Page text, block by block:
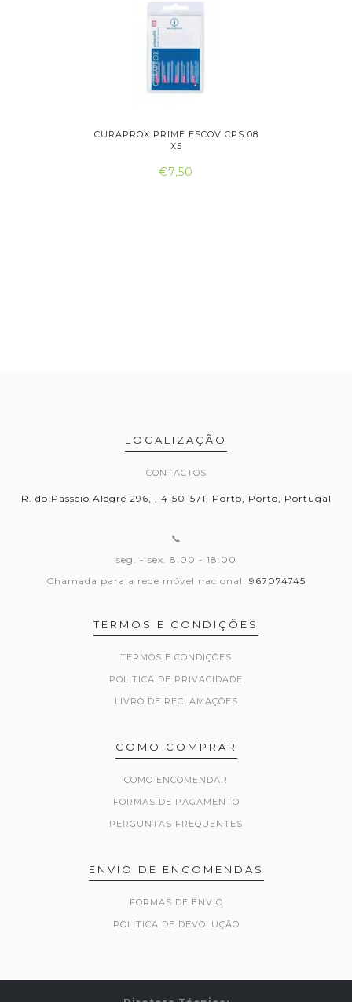
CURAPROX PRIME ESCOV CPS 08
X5
€7,50
LOCALIZAÇÃO
CONTACTOS
R. do Passeio Alegre 296, , 4150-571, Porto, Porto, Portugal
📞
seg. - sex. 8:00 - 18:00
Chamada para a rede móvel nacional: 967074745
TERMOS E CONDIÇÕES
TERMOS E CONDIÇÕES
POLITICA DE PRIVACIDADE
LIVRO DE RECLAMAÇÕES
COMO COMPRAR
COMO ENCOMENDAR
FORMAS DE PAGAMENTO
PERGUNTAS FREQUENTES
ENVIO DE ENCOMENDAS
FORMAS DE ENVIO
POLÍTICA DE DEVOLUÇÃO